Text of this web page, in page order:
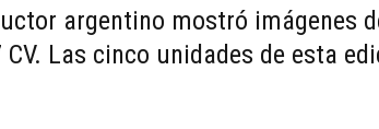
argentino mostró imágenes
Las cinco unidades de esta